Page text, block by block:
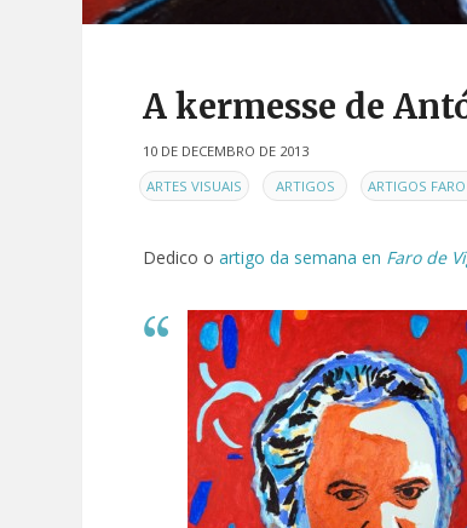
A kermesse de
10 DE DECEMBRO DE 2013
ENARTES VISUAIS ARTIGOS ARTIGOS
Dedico o artigo da semana en Faro de